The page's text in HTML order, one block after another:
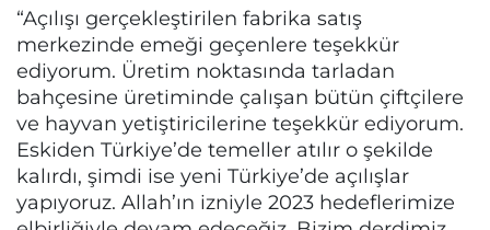
“Açılışı gerçekleştirilen fabrika satış
merkezinde emeği geçenlere teşekkür
ediyorum. Üretim noktasında tarladan
bahçesine üretiminde çalışan bütün çiftçilere
ve hayvan yetiştiricilerine teşekkür ediyorum.
Eskiden Türkiye’de temeller atılır o şekilde
kalırdı, şimdi ise yeni Türkiye’de açılışlar
yapıyoruz. Allah’ın izniyle 2023 hedeflerimize